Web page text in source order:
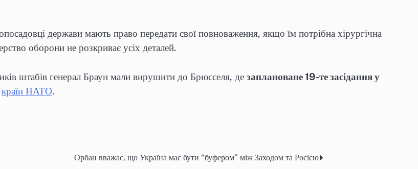
держави мають право передати свої повноваження, якщо їм потрібна хірургічна
оборони не розкриває усіх деталей.
штабів генерал Браун мали вирушити до Брюсселя, де заплановане 19-те засідання у
країн НАТО.
Орбан вважає, що Україна має бути “буфером” між Заходом та Росією